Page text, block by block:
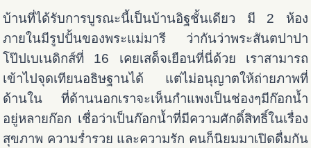
บ้านที่ได้รับการบูรณะนี้เป็นบ้านอิฐชั้นเดียว มี 2 ห้อง
ภายในมีรูปปั้นของพระแม่มารี ว่ากันว่าพระสันตปาปา
โป๊ปเบเนดิกส์ที่ 16 เคยเสด็จเยือนที่นี่ด้วย เราสามารถ
เข้าไปจุดเทียนอธิษฐานได้ แต่ไม่อนุญาตให้ถ่ายภาพที่
ด้านใน ที่ด้านนอกเราจะเห็นกำแพงเป็นช่องๆมีก๊อกน้ำ
อยู่หลายก๊อก เชื่อว่าเป็นก๊อกน้ำที่มีความศักดิ์สิทธิ์ในเรื่อง
สุขภาพ ความร่ำรวย และความรัก คนก็นิยมมาเปิดดื่มกัน